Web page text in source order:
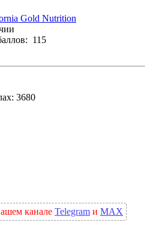
Gold Nutrition
115
3680
канале Telegram и MAX